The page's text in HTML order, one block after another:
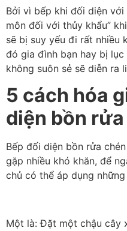
Bởi vì bếp khi đối diện với
môn đối với thủy khẩu”
sẽ bị suy yếu đi rất nhiều
đó gia đình bạn hay bị
không suôn sẻ sẽ diễn ra
5 cách hóa
diện bồn
Bếp đối diện bồn rửa
gặp nhiều khó khăn, để
chủ có thể áp dụng
Một là: Đặt một chậu cây